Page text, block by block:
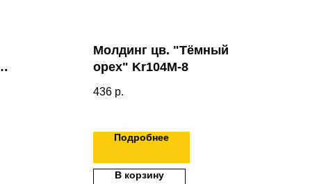
Молдинг цв. "Тёмный
орех" Kr104M-8
436 р.
Подробнее
В корзину